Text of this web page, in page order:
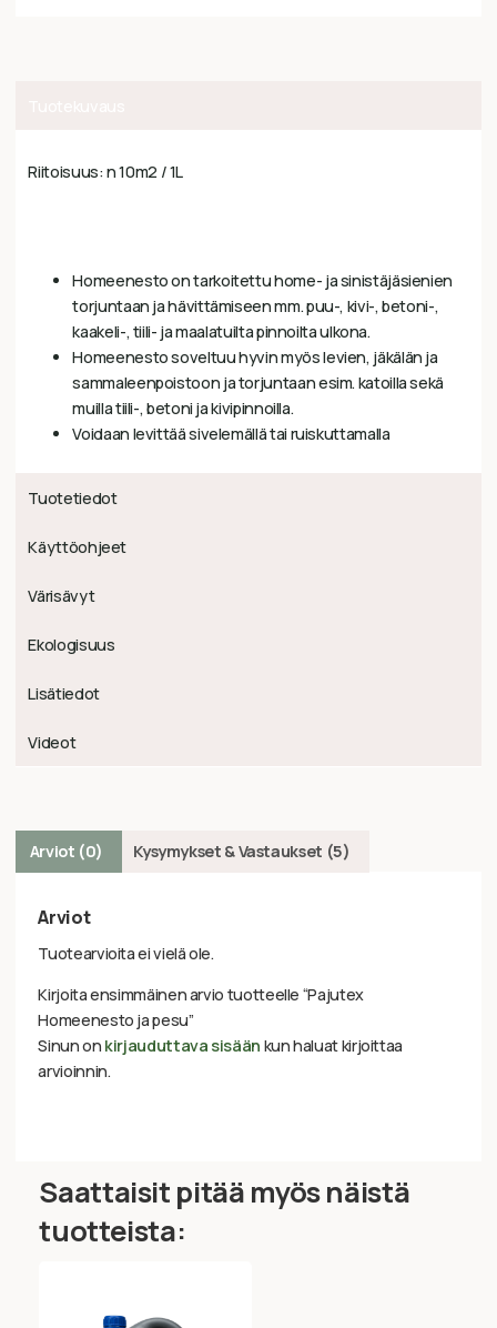
Riitoisuus: n 10m2 / 1L
Homeenesto on tarkoitettu home- ja sinistäjäsienien
torjuntaan ja hävittämiseen mm. puu-, kivi-, betoni-,
kaakeli-, tiili- ja maalatuilta pinnoilta ulkona.
Homeenesto soveltuu hyvin myös levien, jäkälän ja
sammaleenpoistoon ja torjuntaan esim. katoilla sekä
muilla tiili-, betoni ja kivipinnoilla.
Voidaan levittää sivelemällä tai ruiskuttamalla
Tuotetiedot
Käyttöohjeet
Värisävyt
Ekologisuus
Lisätiedot
Videot
Arviot (0) Kysymykset & Vastaukset (5)
Arviot
Tuotearvioita ei vielä ole.
Kirjoita ensimmäinen arvio tuotteelle “Pajutex
Homeenesto ja pesu”
Sinun on kirjauduttava sisään kun haluat kirjoittaa
arvioinnin.
Saattaisit pitää myös näistä
tuotteista: